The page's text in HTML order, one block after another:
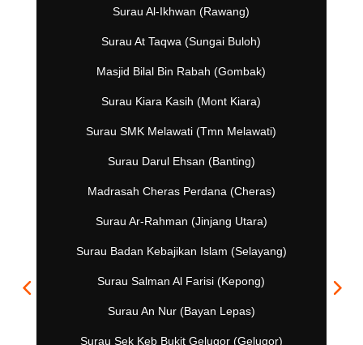
Surau Al-Ikhwan (Rawang)
Surau At Taqwa (Sungai Buloh)
Masjid Bilal Bin Rabah (Gombak)
Surau Kiara Kasih (Mont Kiara)
Surau SMK Melawati (Tmn Melawati)
Surau Darul Ehsan (Banting)
Madrasah Cheras Perdana (Cheras)
Surau Ar-Rahman (Jinjang Utara)
Surau Badan Kebajikan Islam (Selayang)
Surau Salman Al Farisi (Kepong)
Surau An Nur (Bayan Lepas)
Surau Sek Keb Bukit Gelugor (Gelugor)